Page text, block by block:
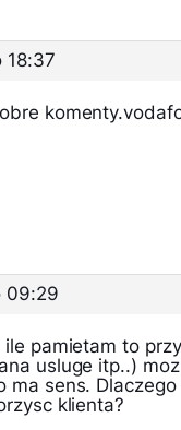
18:37
09:29
ile pamietam to
usluge itp..)
ma sens.
klienta?